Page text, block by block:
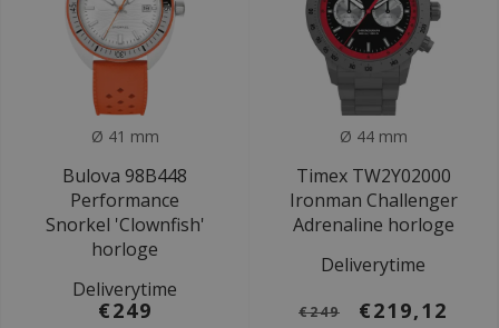
Ø 41 mm
Bulova 98B448
Performance
Snorkel 'Clownfish'
horloge
Deliverytime
€249
Ø 44 mm
Timex TW2Y02000
Ironman Challenger
Adrenaline horloge
Deliverytime
€249 €219,12